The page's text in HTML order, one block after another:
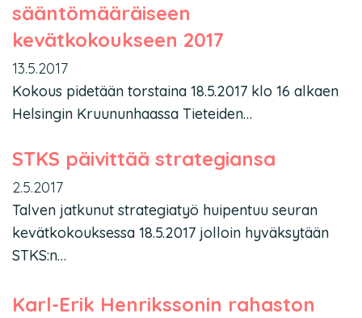
sääntömääräiseen
kevätkokoukseen 2017
13.5.2017
Kokous pidetään torstaina 18.5.2017 klo 16 alkaen
Helsingin Kruununhaassa Tieteiden…
STKS päivittää strategiansa
2.5.2017
Talven jatkunut strategiatyö huipentuu seuran
kevätkokouksessa 18.5.2017 jolloin hyväksytään
STKS:n…
Karl-Erik Henrikssonin rahaston